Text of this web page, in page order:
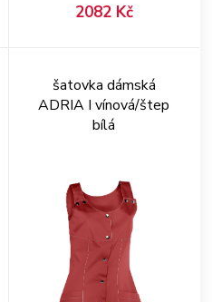
2082 Kč
šatovka dámská
ADRIA I vínová/štep
bílá